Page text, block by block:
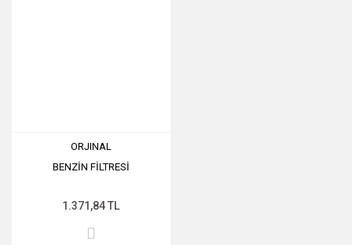
ORJINAL
BENZİN FİLTRESİ
1.371,84 TL